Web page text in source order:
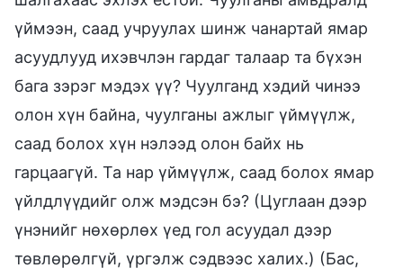
үймээн, саад учруулах шинж чанартай ямар
асуудлууд ихэвчлэн гардаг талаар та бүхэн
бага зэрэг мэдэх үү? Чуулганд хэдий чинээ
олон хүн байна, чуулганы ажлыг үймүүлж,
саад болох хүн нэлээд олон байх нь
гарцаагүй. Та нар үймүүлж, саад болох ямар
үйлдлүүдийг олж мэдсэн бэ? (Цуглаан дээр
үнэнийг нөхөрлөх үед гол асуудал дээр
төвлөрөлгүй, үргэлж сэдвээс халих.) (Бас,